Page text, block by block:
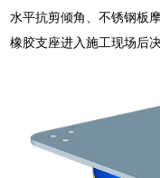
水平抗剪倾角、不锈钢板
橡胶支座进入施工现场后